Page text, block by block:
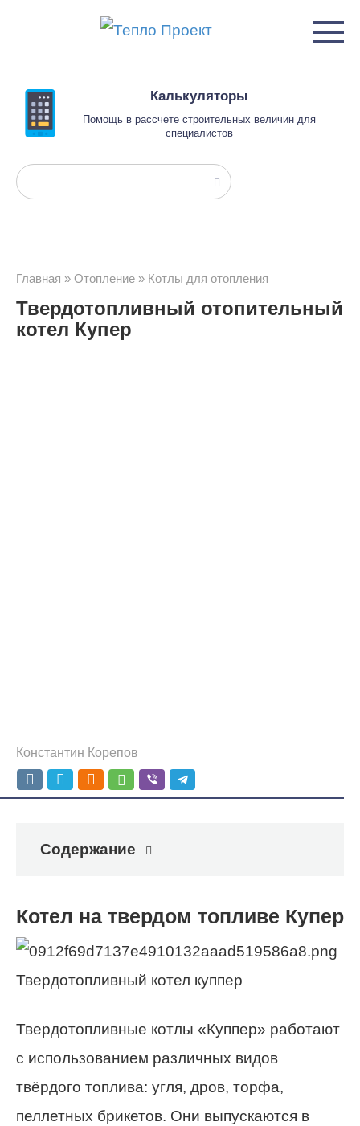
Калькуляторы
Помощь в рассчете строительных величин для
специалистов
Поиск:
Главная » Отопление » Котлы для отопления
Твердотопливный отопительный
котел Купер
Константин Корепов
Содержание
Котел на твердом топливе Купер
Твердотопливный котел куппер
Твердотопливные котлы «Куппер» работают
с использованием различных видов
твёрдого топлива: угля, дров, торфа,
пеллетных брикетов. Они выпускаются в